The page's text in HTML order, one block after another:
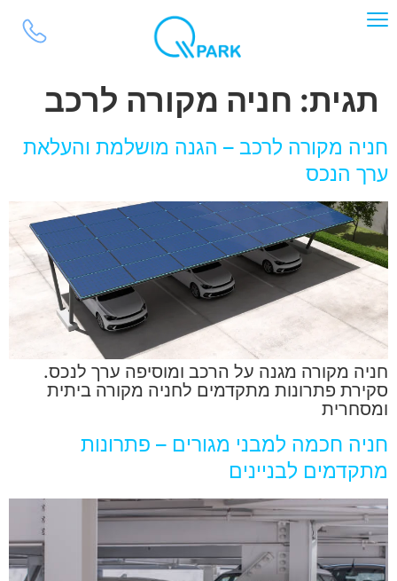
לתוכן
תגית: חניה מקורה לרכב
חניה מקורה לרכב – הגנה מושלמת והעלאת
ערך הנכס
חניה מקורה מגנה על הרכב ומוסיפה ערך לנכס.
סקירת פתרונות מתקדמים לחניה מקורה ביתית
ומסחרית
חניה חכמה למבני מגורים – פתרונות
מתקדמים לבניינים